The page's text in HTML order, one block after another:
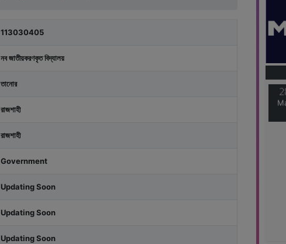
113030405
নব জাতীয়করণকৃত বিদ্যালয়
তানোর
রাজশাহী
রাজশাহী
Government
Updating Soon
Updating Soon
Updating Soon
28